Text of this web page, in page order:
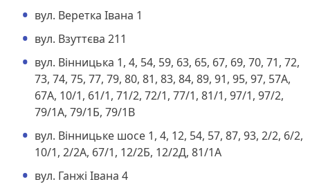
вул. Веретка Івана 1
вул. Взуттєва 211
вул. Вінницька 1, 4, 54, 59, 63, 65, 67, 69, 70, 71, 72,
73, 74, 75, 77, 79, 80, 81, 83, 84, 89, 91, 95, 97, 57А,
67А, 10/1, 61/1, 71/2, 72/1, 77/1, 81/1, 97/1, 97/2,
79/1А, 79/1Б, 79/1В
вул. Вінницьке шосе 1, 4, 12, 54, 57, 87, 93, 2/2, 6/2,
10/1, 2/2А, 67/1, 12/2Б, 12/2Д, 81/1А
вул. Ганжі Івана 4